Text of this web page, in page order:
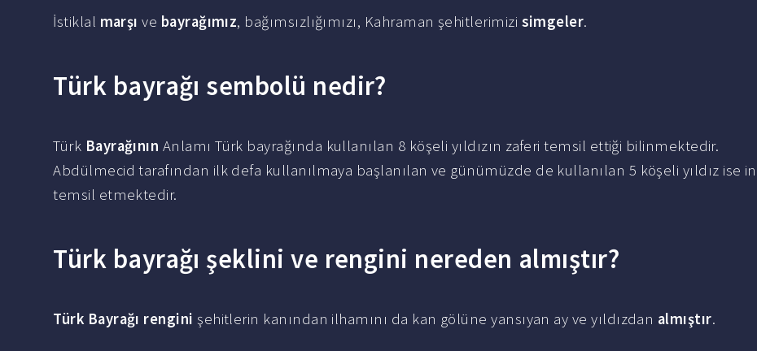
İstiklal marşı ve bayrağımız, bağımsızlığımızı, Kahraman şehitlerimizi simgeler.
Türk bayrağı sembolü nedir?
Türk Bayrağının Anlamı Türk bayrağında kullanılan 8 köşeli yıldızın zaferi temsil ettiği bilinmektedir.
Abdülmecid tarafından ilk defa kullanılmaya başlanılan ve günümüzde de kullanılan 5 köşeli yıldız ise
temsil etmektedir.
Türk bayrağı şeklini ve rengini nereden almıştır?
Türk Bayrağı rengini şehitlerin kanından ilhamını da kan gölüne yansıyan ay ve yıldızdan almıştır.